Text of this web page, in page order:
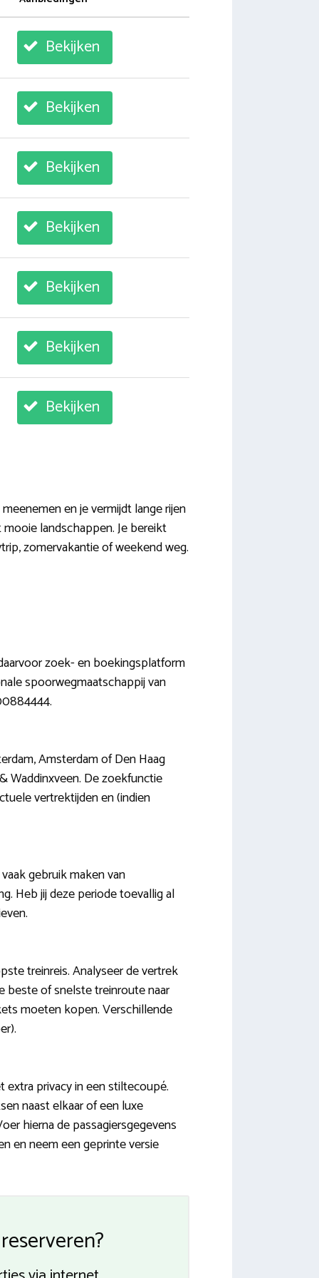
Bekijken
Bekijken
Bekijken
Bekijken
Bekijken
Bekijken
Bekijken
en je vermijdt lange rijen
landschappen. Je bereikt
zomervakantie of weekend weg.
zoek- en boekingsplatform
spoorwegmaatschappij van
Amsterdam of Den Haag
Waddinxveen. De zoekfunctie
vertrektijden en (indien
gebruik maken van
Heb jij deze periode toevallig al
treinreis. Analyseer de vertrek
beste of snelste treinroute naar
moeten kopen. Verschillende
extra privacy in een stiltecoupé.
naast elkaar of een luxe
hierna de passagiersgegevens
en neem een geprinte versie